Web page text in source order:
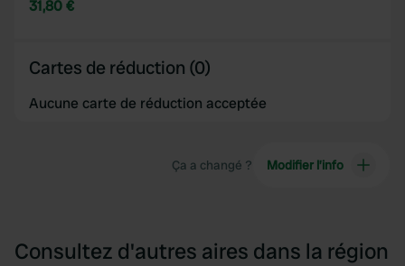
31,80 €
Cartes de réduction (0)
Aucune carte de réduction acceptée
Ça a changé ? Modifier l’info
Consultez d'autres aires dans la région